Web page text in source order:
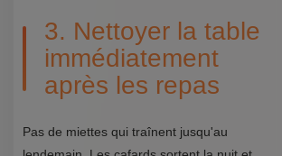
3. Nettoyer la table
immédiatement
après les repas
Pas de miettes qui traînent jusqu'au